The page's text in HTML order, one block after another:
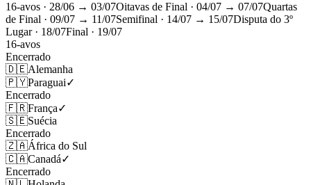
16-avos · 28/06 → 03/07Oitavas de Final · 04/07 → 07/07Quartas
de Final · 09/07 → 11/07Semifinal · 14/07 → 15/07Disputa do 3º
Lugar· 18/07Final · 19/07
16-avos
Encerrado
🇩🇪Alemanha
🇵🇾Paraguai✓
Encerrado
🇫🇷França✓
🇸🇪Suécia
Encerrado
🇿🇦África do Sul
🇨🇦Canadá✓
Encerrado